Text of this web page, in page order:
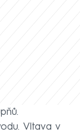
Vltava v